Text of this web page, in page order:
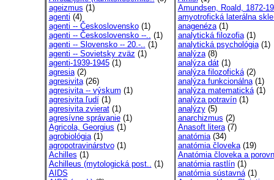
ageizmus (1)
agenti (4)
agenti -- Československo(1)
agenti -- Československo --.. (1)
agenti -- Slovensko -- 20.-.. (1)
agenti -- Sovietsky zväz (1)
agenti-1939-1945(1)
agresia(2)
agresivita(26)
agresivita -- výskum (1)
agresivita ľudí(1)
agresivita zvierat(1)
agresívne správanie(1)
Agricola, Georgius (1)
agrobiológia(1)
agropotravinárstvo(1)
Achilles (1)
Achilleus (mytologická post.. (1)
AIDS
Amundsen, Roald, 1872-
amyotrofická laterálna
anagenéza(1)
analytická filozofia(1)
analytická psychológia(1)
analýza(8)
analýza dát(1)
analýza filozofická(2)
analýza funkcionálna(1)
analýza matematická(1)
analýza potravín(1)
analýzy(5)
anarchizmus (2)
Anasoft litera(7)
anatómia(34)
anatómia človeka(19)
Anatómia človeka a
anatómia rastlín(1)
anatómia sústavná(1)